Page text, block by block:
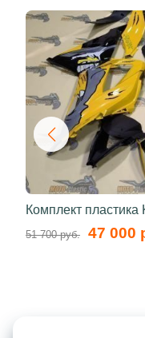
Комплект
51 700 руб. 47 000